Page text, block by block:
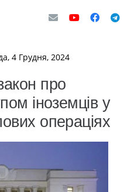
4 Грудня, 2024
про
іноземців у
операціях